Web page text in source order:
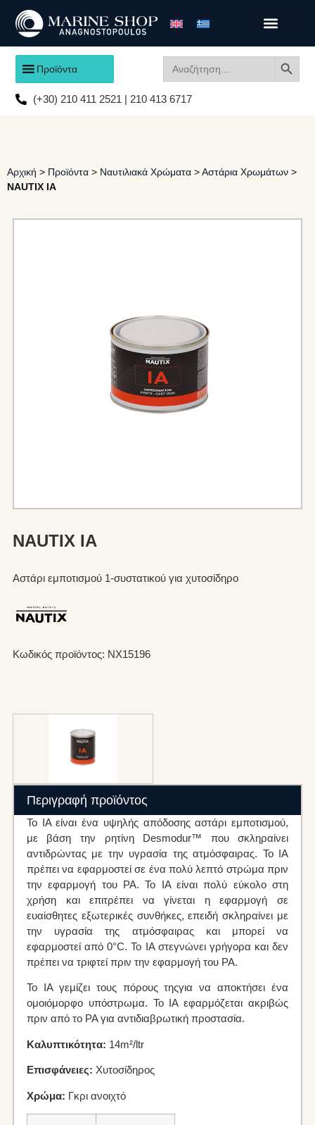
Προϊόντα
for:
(+30) 210 411 2521 | 210 413 6717
Αρχική > Προϊόντα > Ναυτιλιακά Χρώματα >Αστάρια Χρωμάτων >
NAUTIX IA
NAUTIX IA
Αστάρι εμποτισμού 1-συστατικού για χυτοσίδηρο
Κωδικός προϊόντος: NX15196
Περιγραφή προϊόντος
Το IA είναι ένα υψηλής απόδοσης αστάρι εμποτισμού,
με βάση την ρητίνη Desmodur™ που σκληραίνει
αντιδρώντας με την υγρασία της ατμόσφαιρας. Το IA
πρέπει να εφαρμοστεί σε ένα πολύ λεπτό στρώμα πριν
την εφαρμογή του PA. To IA είναι πολύ εύκολο στη
χρήση και επιτρέπει να γίνεται η εφαρμογή σε
ευαίσθητες εξωτερικές συνθήκες, επειδή σκληραίνει με
την υγρασία της ατμόσφαιρας και μπορεί να
εφαρμοστεί από 0°C. Το IA στεγνώνει γρήγορα και δεν
πρέπει να τριφτεί πριν την εφαρμογή του PA.
Το IA γεμίζει τους πόρους τηςγια να αποκτήσει ένα
ομοιόμορφο υπόστρωμα. Το IA εφαρμόζεται ακριβώς
πριν από το PA για αντιδιαβρωτική προστασία.
Καλυπτικότητα: 14m²/ltr
Επισφάνειες: Χυτοσίδηρος
Χρώμα: Γκρι ανοιχτό